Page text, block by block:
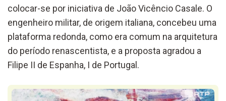
colocar-se por iniciativa de João Vicêncio Casale. O
engenheiro militar, de origem italiana, concebeu uma
plataforma redonda, como era comum na arquitetura
do período renascentista, e a proposta agradou a
Filipe II de Espanha, I de Portugal.